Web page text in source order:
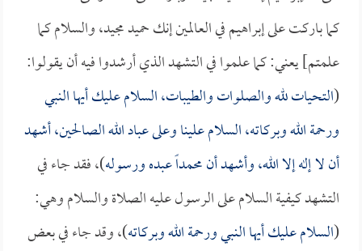
كما باركت على إبراهيم في العالمين إنك حميد مجيد، والسلام كما
علمتم] يعني: كما علموا في التشهد الذي أرشدوا فيه أن يقولوا:
(التحيات لله والصلوات والطيبات، السلام عليك أيها النبي
ورحمة الله وبركاته، السلام علينا وعلى عباد الله الصالحين، أشهد
أن لا إله إلا الله، وأشهد أن محمداً عبده ورسوله)، فقد جاء في
التشهد كيفية السلام على الرسول عليه الصلاة والسلام وهي:
(السلام عليك أيها النبي ورحمة الله وبركاته)، وقد جاء في بعض